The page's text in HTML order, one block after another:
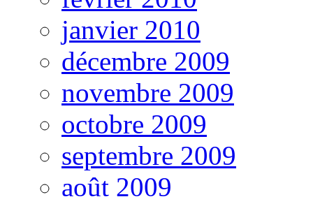
janvier 2010
décembre 2009
novembre 2009
octobre 2009
septembre 2009
août 2009